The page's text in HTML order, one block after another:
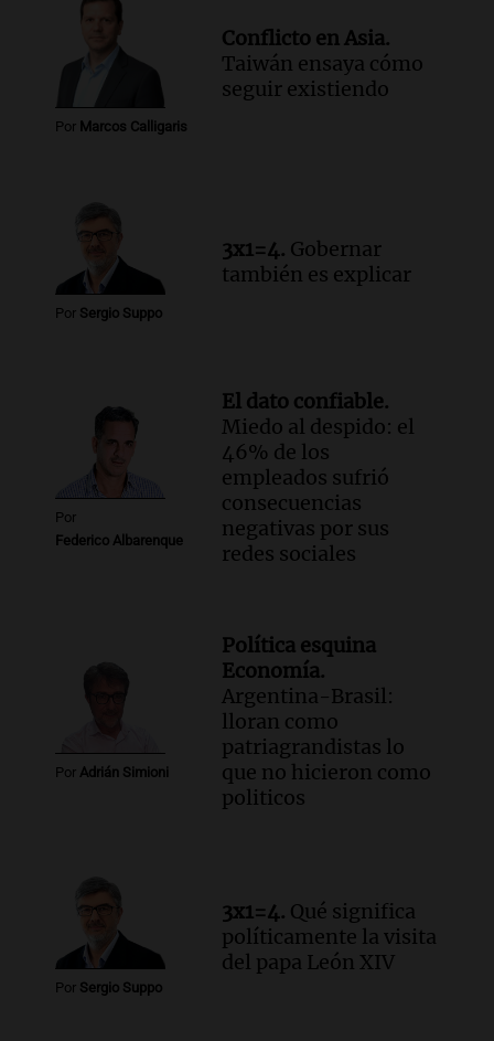
Por Marcos Calligaris
Conflicto en Asia.
Taiwán ensaya cómo
seguir existiendo
Por Sergio Suppo
3x1=4. Gobernar
también es explicar
Por
Federico Albarenque
El dato confiable.
Miedo al despido: el
46% de los
empleados sufrió
consecuencias
negativas por sus
redes sociales
Por Adrián Simioni
Política esquina
Economía.
Argentina-Brasil:
lloran como
patriagrandistas lo
que no hicieron como
politicos
Por Sergio Suppo
3x1=4. Qué significa
políticamente la visita
del papa León XIV